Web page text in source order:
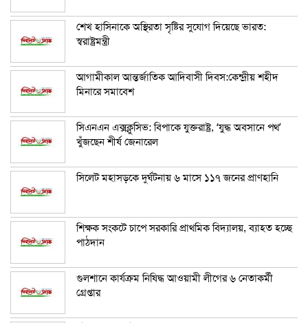
শেখ হাসিনাকে অস্থিরতা সৃষ্টির সুযোগ দিয়েছে ভারত:
স্বরাষ্ট্রমন্ত্রী
আগামীকাল আন্তর্জাতিক আদিবাসী দিবস:কেন্দ্রীয় শহীদ
মিনারে সমাবেশ
সিএনএন এক্সক্লুসিভ: বিপাকে যুক্তরাষ্ট্র, ‘যুদ্ধ অবসানে পথ’
খুঁজছেন শীর্ষ জেনারেল
সিলেট মহাসড়কে দুর্ঘটনায় ৬ মাসে ১১৭ জনের প্রাণহানি
শিক্ষক সংকটে চাপে সরকারি প্রাথমিক বিদ্যালয়, ব্যাহত হচ্ছে
পাঠদান
গুলশানে কার্যক্রম নিষিদ্ধ আওয়ামী লীগের ৬ নেতাকর্মী
গ্রেপ্তার